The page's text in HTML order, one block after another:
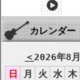
カレンダー
＜2026年8月
日
月 火 水 木